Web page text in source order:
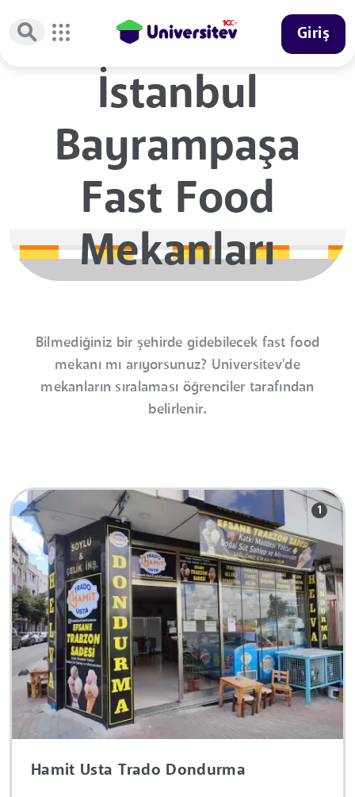
Giriş
İstanbul
Bayrampaşa
Fast Food
Mekanları
Bilmediğiniz bir şehirde gidebilecek fast food
mekanı mı arıyorsunuz? Universitev'de
mekanların sıralaması öğrenciler tarafından
belirlenir.
1
Hamit Usta Trado Dondurma